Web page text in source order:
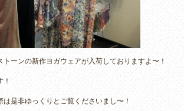
ーンの新作ヨガウェアが入荷しておりますよ〜！
は是非ゆっくりとご覧くださいまし〜！